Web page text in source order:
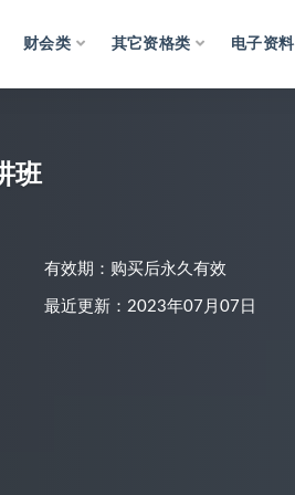
财会类 其它资格类 电子资料
班
有效期：购买后永久有效
最近更新：2023年07月07日